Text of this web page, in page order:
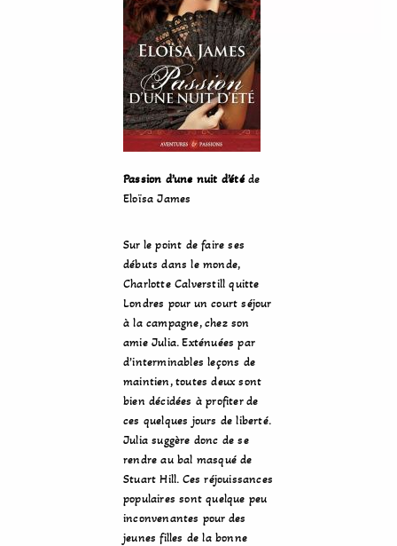
Passion d’une nuit d’étéde
Eloïsa James
Sur le point de faire ses
débuts dans le monde,
Charlotte Calverstill quitte
Londres pour un court séjour
à la campagne, chez son
amie Julia. Exténuées par
d’interminables leçons de
maintien, toutes deux sont
bien décidées à profiter de
ces quelques jours de liberté.
Julia suggère donc de se
rendre au bal masqué de
Stuart Hill. Ces réjouissances
populaires sont quelque peu
inconvenantes pour des
jeunes filles de la bonne